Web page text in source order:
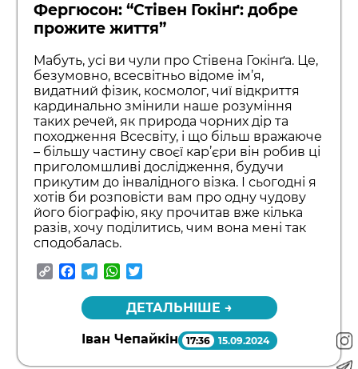
Фергюсон: “Стівен Гокінґ: добре
прожите життя”
Мабуть, усі ви чули про Стівена Гокінґа. Це,
безумовно, всесвітньо відоме ім’я,
видатний фізик, космолог, чиї відкриття
кардинально змінили наше розуміння
таких речей, як природа чорних дір та
походження Всесвіту, і що більш вражаюче
– більшу частину своєї кар’єри він робив ці
приголомшливі дослідження, будучи
прикутим до інвалідного візка. І сьогодні я
хотів би розповісти вам про одну чудову
його біографію, яку прочитав вже кілька
разів, хочу поділитись, чим вона мені так
сподобалась.
CopyFacebook
TelegramWhatsApp
ДЕТАЛЬНІШЕ →
Іван Чепайкін 17:36 15.09.2024